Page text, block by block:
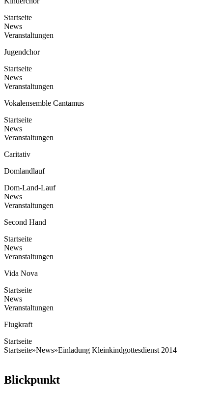
Startseite
News
Veranstaltungen
Jugendchor
Startseite
News
Veranstaltungen
Vokalensemble Cantamus
Startseite
News
Veranstaltungen
Caritativ
Domlandlauf
Dom-Land-Lauf
News
Veranstaltungen
Second Hand
Startseite
News
Veranstaltungen
Vida Nova
Startseite
News
Veranstaltungen
Flugkraft
Startseite
Startseite»News»Einladung Kleinkindgottesdienst 2014
Blickpunkt